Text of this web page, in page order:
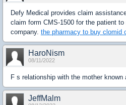
Defy Medical provides claim
claim form CMS-1500 for the patient
company. the pharmacy to buy clomid
HaroNism
08/11/2022
F s relationship with the mother known
JeffMalm